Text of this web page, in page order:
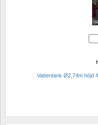
Vattentank Ø2,74m höjd